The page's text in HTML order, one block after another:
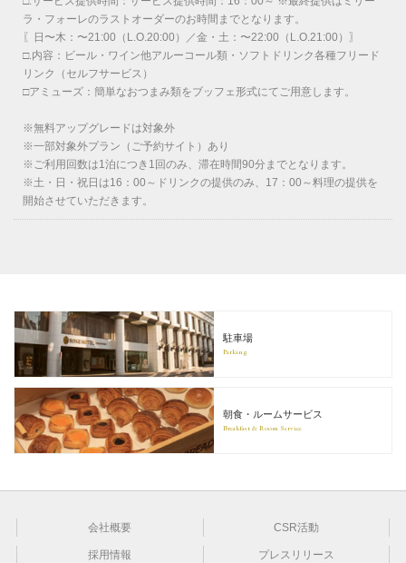
ラ・フォーレのラストオーダーのお時間までとなります。
〖日〜木：〜21:00（L.O.20:00）／金・土：〜22:00（L.O.21:00）〗
□.内容：ビール・ワイン他アルーコール類・ソフトドリンク各種フリード
リンク（セルフサービス）
□アミューズ：簡単なおつまみ類をブッフェ形式にてご用意します。
※無料アップグレードは対象外
※一部対象外プラン（ご予約サイト）あり
※ご利用回数は1泊につき1回のみ、滞在時間90分までとなります。
※土・日・祝日は16：00～ドリンクの提供のみ、17：00～料理の提供を
開始させていただきます。
駐車場
Parking
朝食・ルームサービス
Breakfast & Room Service
会社概要 CSR活動
採用情報 プレスリリース